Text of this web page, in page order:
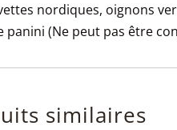
nordiques, oignons
panini (Ne peut pas être
similaires